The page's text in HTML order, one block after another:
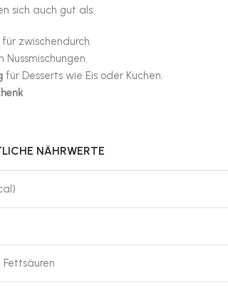
sich auch gut als:
für zwischendurch.
Nussmischungen.
für Desserts wie Eis oder Kuchen.
NÄHRWERTE